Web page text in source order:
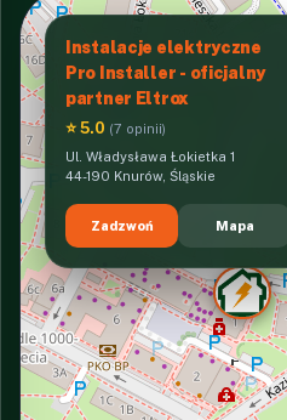
Instalacje elektryczne
Pro Installer - oficjalny
partner Eltrox
⭐ 5.0 (7 opinii)
Ul. Władysława Łokietka 1
44-190 Knurów, Śląskie
Zadzwoń Mapa